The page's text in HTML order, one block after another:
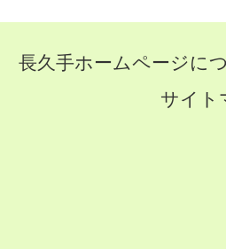
長久手ホームページに
サイト